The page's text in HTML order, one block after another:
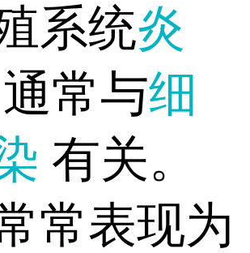
系统炎
通常与细
有关。
常表现为